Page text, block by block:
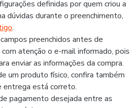
definidas por quem criou a
dúvidas durante o preenchimento,
.
preenchidos antes de
com atenção o e-mail informado, pois
enviar as informações da compra.
um produto físico, confira também
entrega está correto.
pagamento desejada entre as